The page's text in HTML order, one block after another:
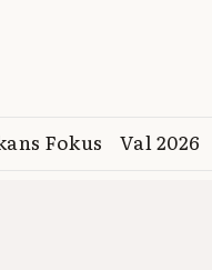
Fokus Val 2026